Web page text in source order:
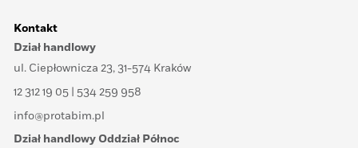
Kontakt
Dział handlowy
ul. Ciepłownicza 23, 31-574 Kraków
12 312 19 05 | 534 259 958
info@protabim.pl
Dział handlowy Oddział Północ